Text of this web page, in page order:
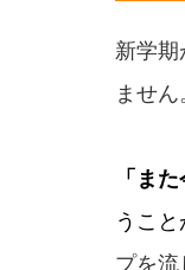
新学
ませ
「ま
うこと
プを流